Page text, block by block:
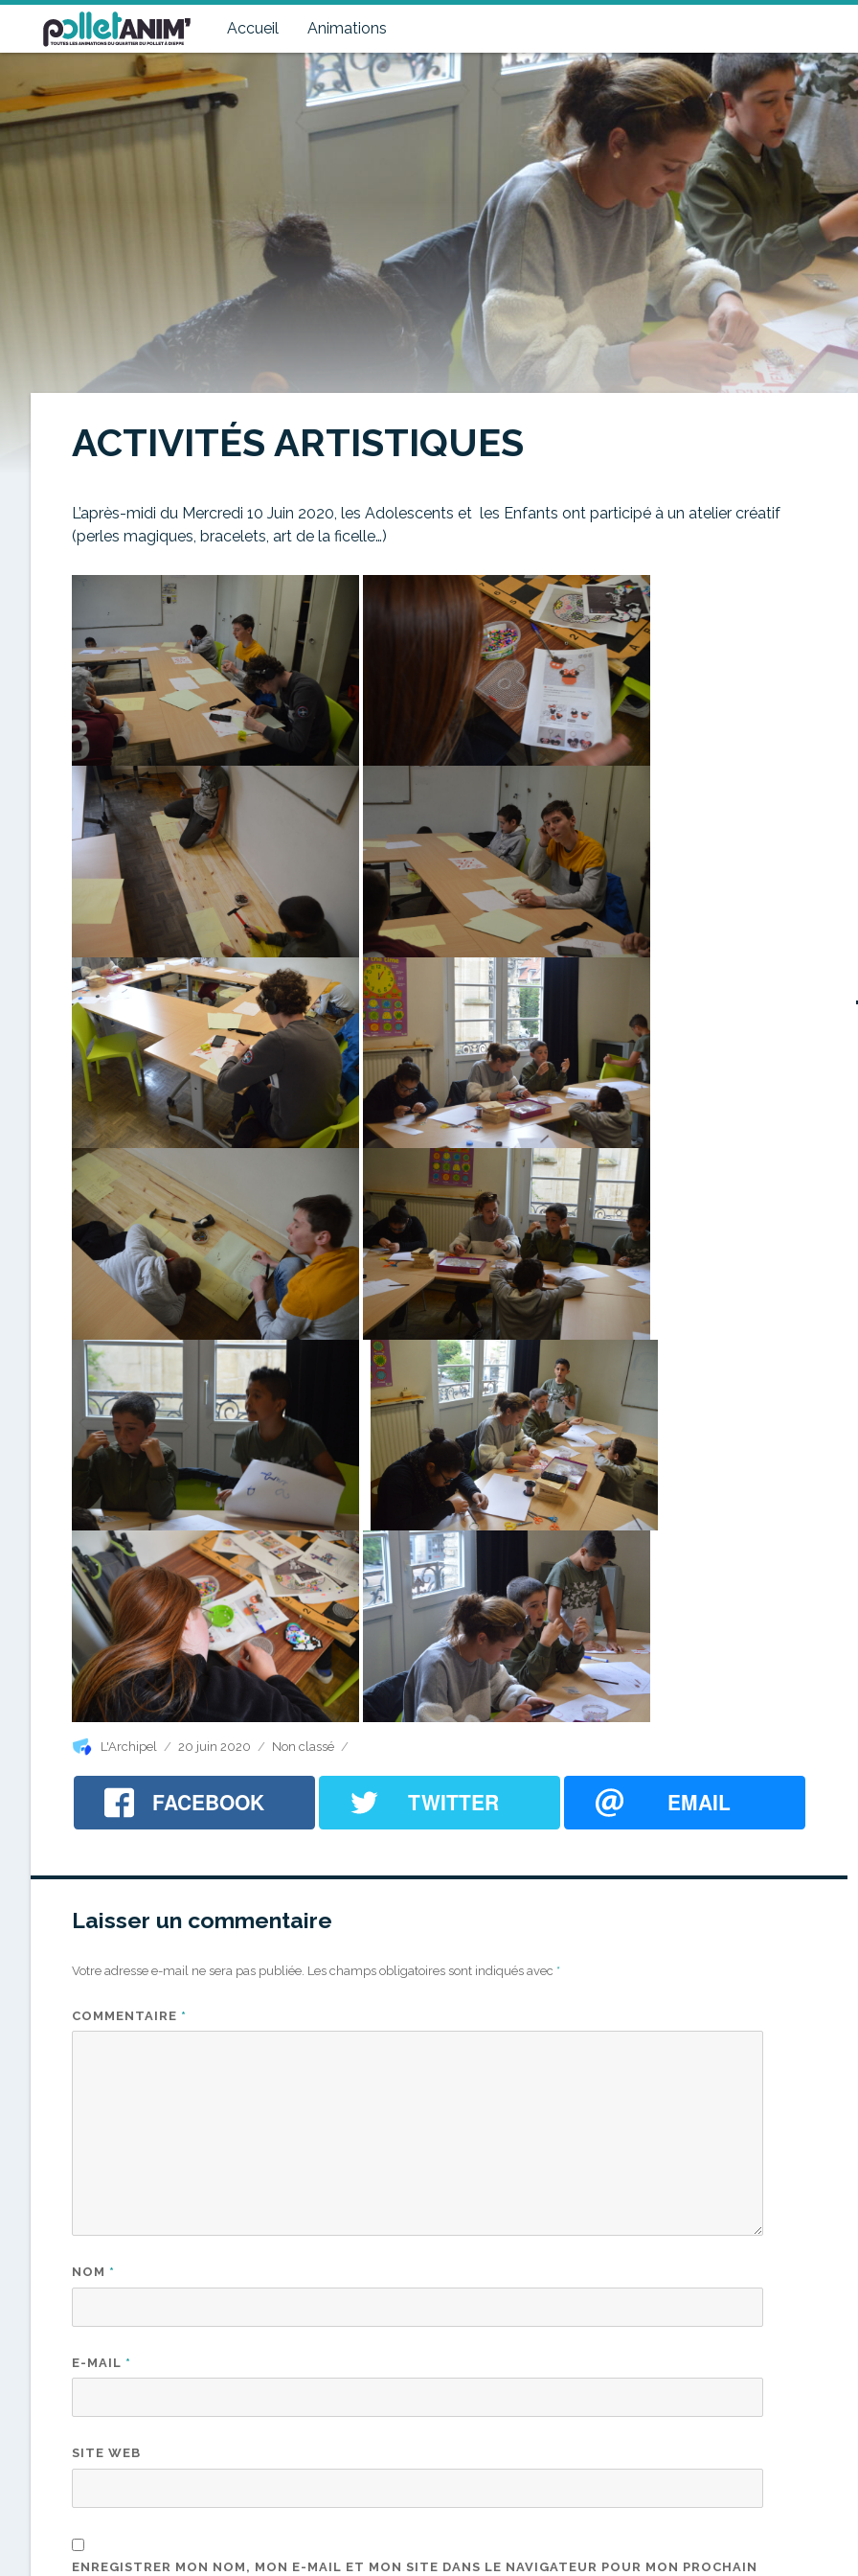
Accueil Animations
Pollet Anim'
Toutes les animations du quartier du Pollet à Dieppe
ACTIVITÉS ARTISTIQUES
L’après-midi du Mercredi 10 Juin 2020, les Adolescents et les Enfants ont participé à un atelier créatif
(perles magiques, bracelets, art de la ficelle…)
Auteur
L'Archipel
Publié
20 juin 2020 Catégories
Non classé
FACEBOOK TWITTER EMAIL
Laisser un commentaire
Votre adresse e-mail ne sera pas publiée. Les champs obligatoires sont indiqués avec *
COMMENTAIRE *
NOM *
E-MAIL *
SITE WEB
ENREGISTRER MON NOM, MON E-MAIL ET MON SITE DANS LE NAVIGATEUR POUR MON PROCHAIN